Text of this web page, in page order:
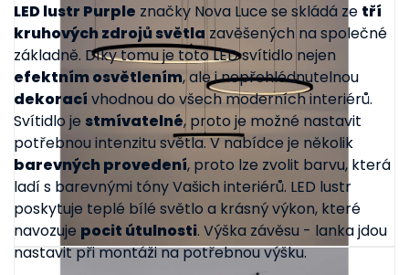
LED lustr Purple značky Nova Luce se skládá ze tří
kruhových zdrojů světla zavěšených na společné
základně. Díky tomu je toto LED svítidlo nejen
efektním osvětlením, ale i nepřehlédnutelnou
dekorací vhodnou do všech moderních interiérů.
Svítidlo je stmívatelné, proto je možné nastavit
potřebnou intenzitu světla. V nabídce je několik
barevných provedení, proto lze zvolit barvu, která
ladí s barevnými tóny Vašich interiérů. LED lustr
poskytuje teplé bílé světlo a krásný výkon, které
navozuje pocit útulnosti. Výška závěsu - lanka jdou
nastavit při montáži na potřebnou výšku.